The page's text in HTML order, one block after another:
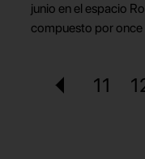
junio en el espacio
compuesto por
11